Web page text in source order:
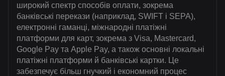
широкий спектр способів оплати, зокрема
банківські перекази (наприклад, SWIFT і SEPA),
електронні гаманці, міжнародні платіжні
платформи для карт, зокрема з Visa, Mastercard,
Google Pay та Apple Pay, а також основні локальні
платіжні платформи й банківські картки. Це
забезпечує більш гнучкий і економний процес